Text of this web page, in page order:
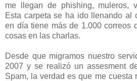
me llegan de phishing, muleros,
Esta carpeta se ha ido llenando al
en día tiene más de 1.000 correos
cosas en las charlas.
Desde que migramos nuestro
2007 y se realizó un assesment
Spam, la verdad es que me cuesta